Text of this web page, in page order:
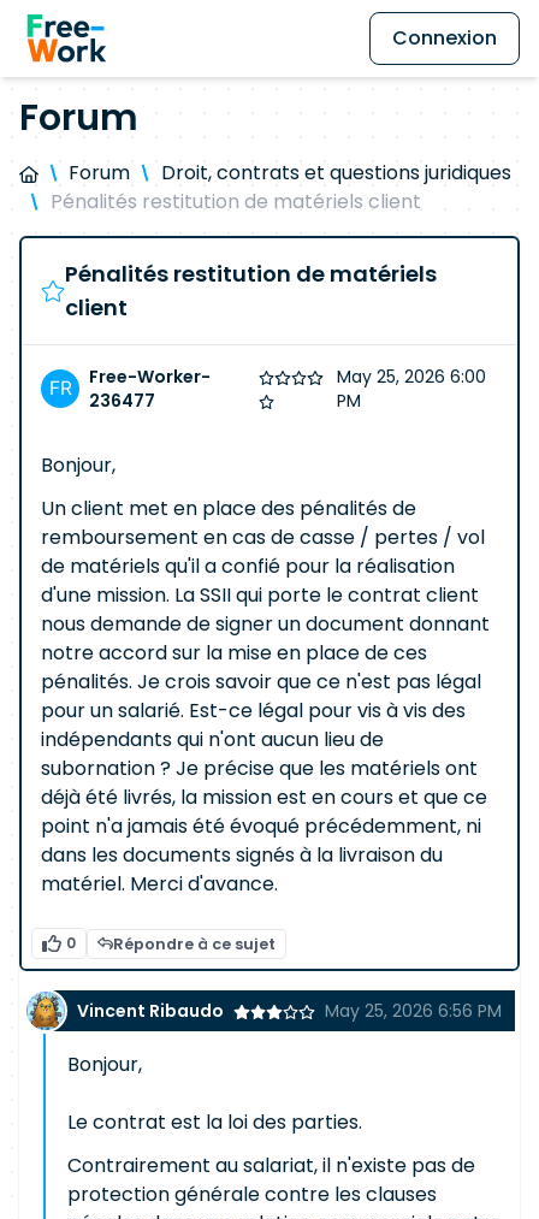
Connexion
Forum
Forum
Droit, contrats et questions juridiques
Pénalités restitution de matériels client
Pénalités restitution de matériels
client
Free-Worker-
236477
May 25, 2026 6:00
PM
Bonjour,
Un client met en place des pénalités de
remboursement en cas de casse / pertes / vol
de matériels qu'il a confié pour la réalisation
d'une mission. La SSII qui porte le contrat client
nous demande de signer un document donnant
notre accord sur la mise en place de ces
pénalités. Je crois savoir que ce n'est pas légal
pour un salarié. Est-ce légal pour vis à vis des
indépendants qui n'ont aucun lieu de
subornation ? Je précise que les matériels ont
déjà été livrés, la mission est en cours et que ce
point n'a jamais été évoqué précédemment, ni
dans les documents signés à la livraison du
matériel. Merci d'avance.
0 Répondre à ce sujet
Vincent Ribaudo May 25, 2026 6:56 PM
Bonjour,
Le contrat est la loi des parties.
Contrairement au salariat, il n'existe pas de
protection générale contre les clauses